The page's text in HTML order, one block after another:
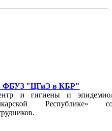
ФБУЗ "ЦГиЭ в КБР"
и гигиены и
Республике»